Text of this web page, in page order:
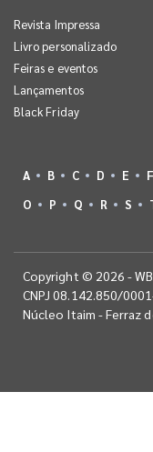
Revista Impressa
Livro personalizado
Feiras e eventos
Lançamentos
Black Friday
A B C D E F
O
P Q R S
Copyright © 2026 -
CNPJ 08.142.850/
Núcleo Itaim - Ferraz